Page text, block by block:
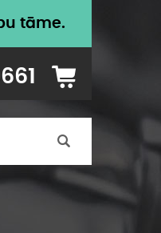
tāme.